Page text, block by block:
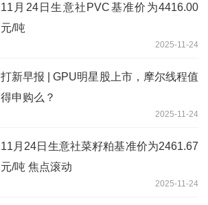
11月24日生意社PVC基准价为4416.00
元/吨
2025-11-24
打新早报 | GPU明星股上市，摩尔线程值
得申购么？
2025-11-24
11月24日生意社菜籽粕基准价为2461.67
元/吨 焦点滚动
2025-11-24